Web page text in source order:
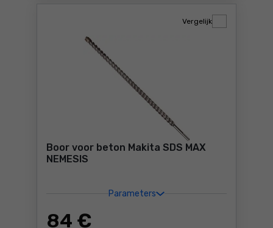
Boor voor beton Makita SDS MAX
NEMESIS
Parameters
84 €
Vergelijk